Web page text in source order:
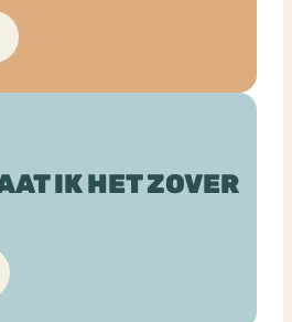
IK HET ZOVER